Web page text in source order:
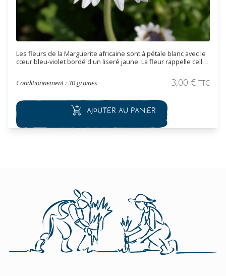
Les fleurs de la Marguerite africaine sont à pétale blanc avec le
cœur bleu-violet bordé d'un liseré jaune. La fleur rappelle celle
jusqu’à fin septembre. Cette plante est intéressante en
bordure, rocaille et massif.
Conditionnement : 30 graines 3,00 € TTC
Ajouter au panier